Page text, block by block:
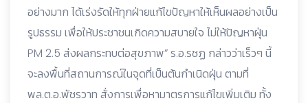
อย่างมาก ได้เร่งรัดให้ทุกฝ่ายแก้ไขปัญหาให้เห็นผลอย่างเป็น
รูปธรรม เพื่อให้ประชาชนเกิดความสบายใจ ไม่ให้ปัญหาฝุ่น
PM 2.5 ส่งผลกระทบต่อสุขภาพ” ร.อ.รชฏ กล่าวว่าเร็วๆ นี้
จะลงพื้นที่สถานการณ์ในจุดที่เป็นต้นกำเนิดฝุ่น ตามที่
พล.ต.อ.พัชรวาท สั่งการเพื่อหามาตรการแก้ไขเพิ่มเติม ทั้ง